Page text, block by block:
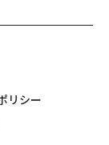
リシー